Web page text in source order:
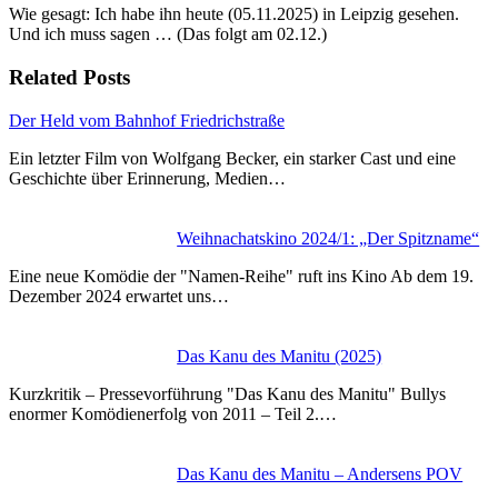
Wie gesagt: Ich habe ihn heute (05.11.2025) in Leipzig gesehen.
Und ich muss sagen … (Das folgt am 02.12.)
Related Posts
Der Held vom Bahnhof Friedrichstraße
Ein letzter Film von Wolfgang Becker, ein starker Cast und eine
Geschichte über Erinnerung, Medien…
Weihnachatskino 2024/1: „Der Spitzname“
Eine neue Komödie der "Namen-Reihe" ruft ins Kino Ab dem 19.
Dezember 2024 erwartet uns…
Das Kanu des Manitu (2025)
Kurzkritik – Pressevorführung "Das Kanu des Manitu" Bullys
enormer Komödienerfolg von 2011 – Teil 2.…
Das Kanu des Manitu – Andersens POV